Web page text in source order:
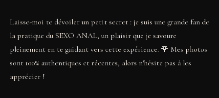
Laisse-moi te dévoiler un petit secret : je suis une grande fan de
la pratique du SEXO ANAL, un plaisir que je savoure
pleinement en te guidant vers cette expérience. 🌹 Mes photos
sont 100% authentiques et récentes, alors n'hésite pas à les
apprécier !